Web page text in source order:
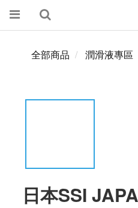
全部商品 潤滑液專區
日本SSI